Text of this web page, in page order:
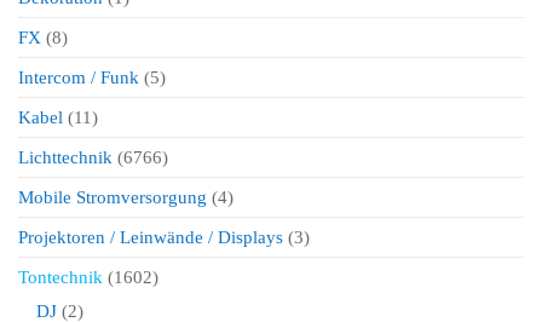
FX (8)
Intercom / Funk (5)
Kabel (11)
Lichttechnik (6766)
Mobile Stromversorgung (4)
Projektoren / Leinwände / Displays (3)
Tontechnik (1602)
DJ (2)